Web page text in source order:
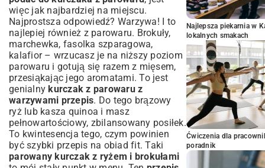
więc jak najbardziej na miejscu.
Najprostsza odpowiedź? Warzywa! I to
najlepiej również z parowaru. Brokuły,
marchewka, fasolka szparagowa,
kalafior – wrzucasz je na niższy poziom
parowaru i gotują się razem z mięsem,
przesiąkając jego aromatami. To jest
genialnykurczak z parowaru z
warzywami przepis. Do tego brązowy
ryż lub kasza quinoa i masz
pełnowartościowy, zbilansowany posiłek.
To kwintesencja tego, czym powinien
być szybki przepis na obiad fit. Taki
parowany kurczak z ryżem i brokułami
Najlepsza piekarnia w
lokalnych smakach
Ćwiczenia dla
poradnik